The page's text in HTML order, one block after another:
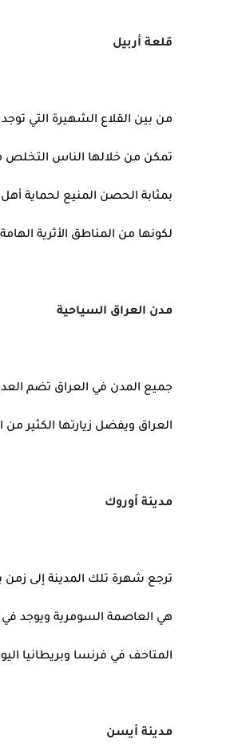
قلعة أربيل
من بين القلاع الشهيرة التي
تمكن من خلالها الناس التخلص
بمثابة الحصن المنيع لحماية
لكونها من المناطق الأثرية
مدن العراق السياحية
جميع المدن في العراق تضم
العراق ويفضل زيارتها الكثير من
مدينة أوروك
ترجع شهرة تلك المدينة إلى زمن
هي العاصمة السومرية ويوجد في
المتاحف في فرنسا وبريطانيا
مدينة أيسن